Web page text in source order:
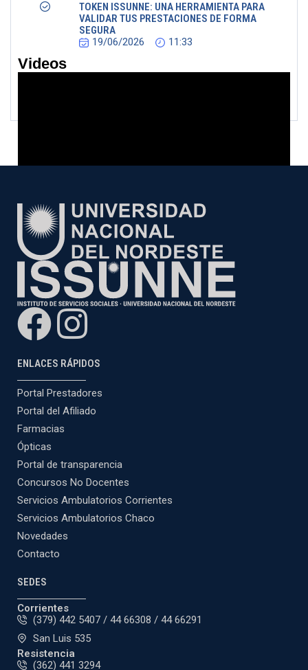
TOKEN ISSUNNE: UNA HERRAMIENTA PARA
VALIDAR TUS PRESTACIONES DE FORMA
SEGURA
19/06/2026
11:33
Videos
ENLACES RÁPIDOS
Portal Prestadores
Portal del Afiliado
Farmacias
Ópticas
Portal de transparencia
Concursos No Docentes
Servicios Ambulatorios Corrientes
Servicios Ambulatorios Chaco
Novedades
Contacto
SEDES
Corrientes
(379) 442 5407 / 44 66308 / 44 66291
San Luis 535
Resistencia
(362) 441 3294